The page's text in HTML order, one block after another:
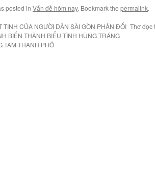
posted in Vấn đề hôm nay. Bookmark the permalink.
TINH CỦA NGƯỜI DÂN SÀI GÒN PHẢN ĐỐI
BIẾN THÀNH BIỂU TÌNH HÙNG TRÁNG
TÂM THÀNH PHỐ
Thơ đọc